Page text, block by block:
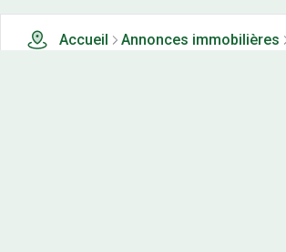
Accueil
Annonces immobilières